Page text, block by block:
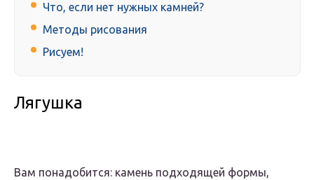
Что, если нет нужных камней?
Методы рисования
Рисуем!
Лягушка
Вам понадобится: камень подходящей формы,